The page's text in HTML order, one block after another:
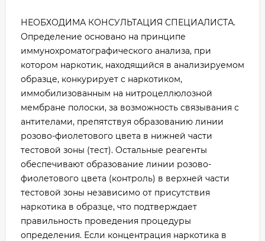
НЕОБХОДИМА КОНСУЛЬТАЦИЯ СПЕЦИАЛИСТА.
Определение основано на принципе
иммунохроматографического анализа, при
котором наркотик, находящийся в анализируемом
образце, конкурирует с наркотиком,
иммобилизованным на нитроцеллюлозной
мембране полоски, за возможность связывания с
антителами, препятствуя образованию линии
розово-фиолетового цвета в нижней части
тестовой зоны (тест). Остальные реагенты
обеспечивают образование линии розово-
фиолетового цвета (контроль) в верхней части
тестовой зоны независимо от присутствия
наркотика в образце, что подтверждает
правильность проведения процедуры
определения. Если концентрация наркотика в